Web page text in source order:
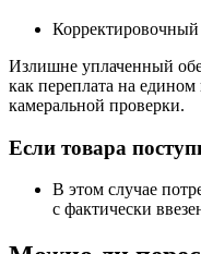
Излишне уплаченный
как переплата на
камеральной проверки.
Если товара
В этом случае
с фактически